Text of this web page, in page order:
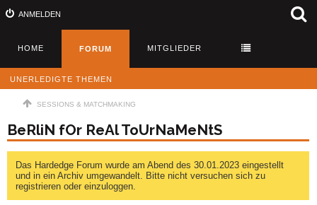
ANMELDEN
HOME FORUM MITGLIEDER
UNERLEDIGTE THEMEN
SESSIONS & MATCHMAKING
BeRliN fOr ReAl ToUrNaMeNtS
Das Hardedge Forum wurde am Abend des 30.01.2023 eingestellt
und in ein Archiv umgewandelt. Bitte nicht versuchen sich zu
registrieren oder einzuloggen.